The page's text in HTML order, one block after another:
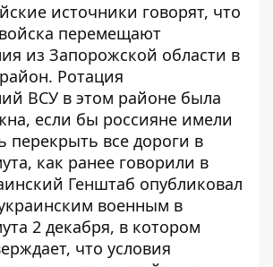
источники говорят, что
перемещают
из Запорожской области в
Ротация
ВСУ в этом районе была
если бы россияне имели
перекрыть все дороги в
как ранее говорили в
Генштаб опубликовал
военным в
2 декабря, в котором
что условия